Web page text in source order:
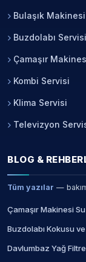
Bulaşık
Buzdolabı Servisi
Çamaşır
Kombi Servisi
Klima Servisi
Televizyon
BLOG &
Tüm yazılar —
Çamaşır Makinesi
Buzdolabı Kokusu ve
Davlumbaz Yağ